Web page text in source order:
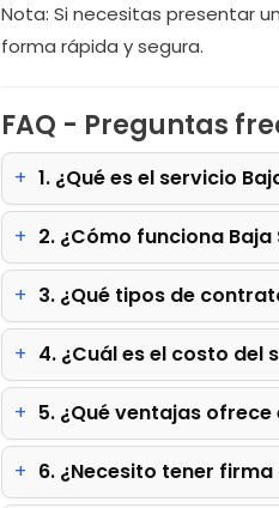
Nota: Si necesitas presentar
forma rápida y segura.
FAQ - Preguntas
1. ¿Qué es el servicio
2. ¿Cómo funciona Baja
3. ¿Qué tipos de
4. ¿Cuál es el costo del
5. ¿Qué ventajas
6. ¿Necesito tener